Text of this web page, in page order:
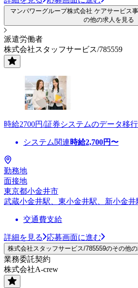
マンパワーグループ株式会社 ケアサービス
の他の求人を見る
派遣労働者
株式会社スタッフサービス/785559
時給2700円/証券システムのデータ移
システム関連時給2,700円〜
勤務地
面接地
東京都小金井市
武蔵小金井駅、東小金井駅、新小金井
交通費支給
詳細を見る 応募画面に進む
株式会社スタッフサービス/785559のその他
業務委託契約
株式会社A-crew